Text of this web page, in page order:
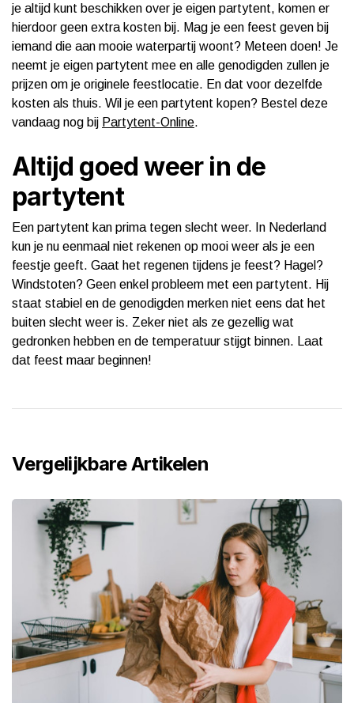
je altijd kunt beschikken over je eigen partytent, komen er
hierdoor geen extra kosten bij. Mag je een feest geven bij
iemand die aan mooie waterpartij woont? Meteen doen! Je
neemt je eigen partytent mee en alle genodigden zullen je
prijzen om je originele feestlocatie. En dat voor dezelfde
kosten als thuis. Wil je een partytent kopen? Bestel deze
vandaag nog bij Partytent-Online.
Altijd goed weer in de
partytent
Een partytent kan prima tegen slecht weer. In Nederland
kun je nu eenmaal niet rekenen op mooi weer als je een
feestje geeft. Gaat het regenen tijdens je feest? Hagel?
Windstoten? Geen enkel probleem met een partytent. Hij
staat stabiel en de genodigden merken niet eens dat het
buiten slecht weer is. Zeker niet als ze gezellig wat
gedronken hebben en de temperatuur stijgt binnen. Laat
dat feest maar beginnen!
Vergelijkbare Artikelen